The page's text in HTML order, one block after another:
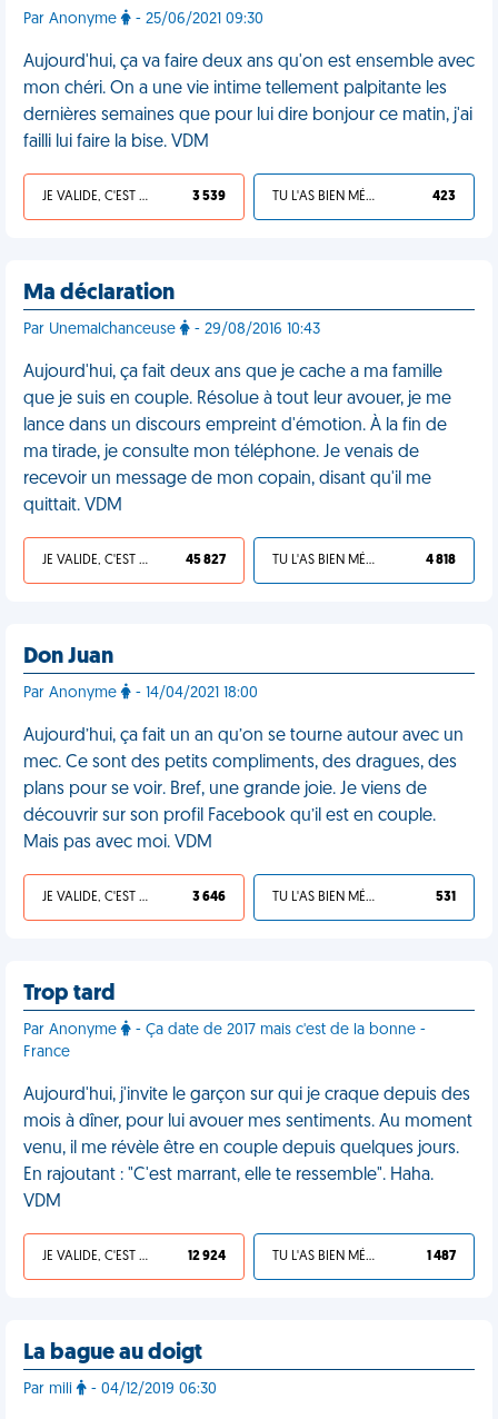
Par Anonyme - 25/06/2021 09:30
Aujourd'hui, ça va faire deux ans qu'on est ensemble avec
mon chéri. On a une vie intime tellement palpitante les
dernières semaines que pour lui dire bonjour ce matin, j'ai
failli lui faire la bise. VDM
JE VALIDE, C'EST UNE VDM 3 539 TU L'AS BIEN MÉRITÉ 423
Ma déclaration
Par Unemalchanceuse - 29/08/2016 10:43
Aujourd'hui, ça fait deux ans que je cache a ma famille
que je suis en couple. Résolue à tout leur avouer, je me
lance dans un discours empreint d'émotion. À la fin de
ma tirade, je consulte mon téléphone. Je venais de
recevoir un message de mon copain, disant qu'il me
quittait. VDM
JE VALIDE, C'EST UNE VDM 45 827 TU L'AS BIEN MÉRITÉ 4 818
Don Juan
Par Anonyme - 14/04/2021 18:00
Aujourd’hui, ça fait un an qu’on se tourne autour avec un
mec. Ce sont des petits compliments, des dragues, des
plans pour se voir. Bref, une grande joie. Je viens de
découvrir sur son profil Facebook qu’il est en couple.
Mais pas avec moi. VDM
JE VALIDE, C'EST UNE VDM 3 646 TU L'AS BIEN MÉRITÉ 531
Trop tard
Par Anonyme
- Ça date de 2017 mais c'est de la bonne -
France
Aujourd'hui, j'invite le garçon sur qui je craque depuis des
mois à dîner, pour lui avouer mes sentiments. Au moment
venu, il me révèle être en couple depuis quelques jours.
En rajoutant : "C'est marrant, elle te ressemble". Haha.
VDM
JE VALIDE, C'EST UNE VDM 12 924 TU L'AS BIEN MÉRITÉ 1 487
La bague au doigt
Par mili - 04/12/2019 06:30